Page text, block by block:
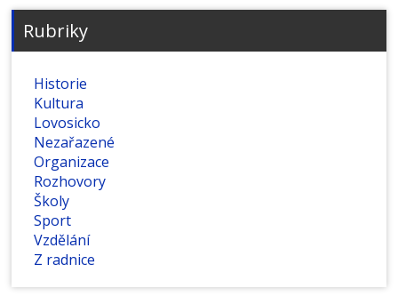
Rubriky
Historie
Kultura
Lovosicko
Nezařazené
Organizace
Rozhovory
Školy
Sport
Vzdělání
Z radnice